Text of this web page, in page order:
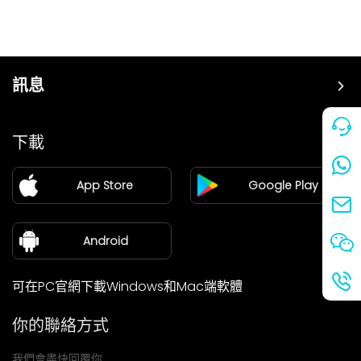
訊息
價格
加盟
新聞中心
關於我們
下載
App Store Google Play
Android
可在PC官網下載Windows和Mac端軟體
你的聯絡方式